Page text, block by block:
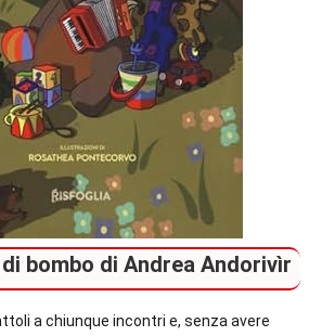
bombo di Andrea Andorivìr
a chiunque incontri e, senza avere